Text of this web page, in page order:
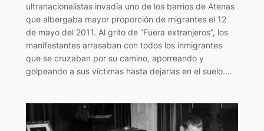
ultranacionalistas invadía uno de los barrios de Atenas
que albergaba mayor proporción de migrantes el 12
de mayo del 2011. Al grito de “Fuera extranjeros”, los
manifestantes arrasaban con todos los inmigrantes
que se cruzaban por su camino, aporreando y
golpeando a sus víctimas hasta dejarlas en el suelo.…